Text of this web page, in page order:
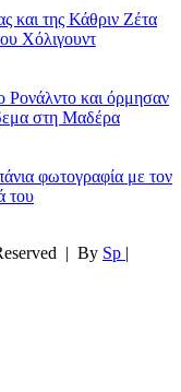
και της Κάθριν Ζέτα
Χόλιγουντ
Ρονάλντο και όρμησαν
στη Μαδέρα
φωτογραφία με τον
του
| By Sp |